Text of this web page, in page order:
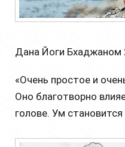
Дана Йоги Бхаджаном
«Очень простое и
Оно благотворно
голове. Ум